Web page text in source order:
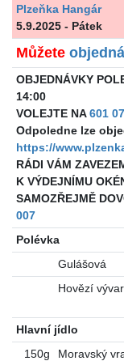
Plzeňka Hangár
5.9.2025 - Pátek
Můžete
OBJEDNÁVKY
14:00
VOLEJTE NA601
Odpoledne lze
https://
RÁDI VÁM
K VÝDEJNÍMU
SAMOZŘEJMĚ
007
Polévka
Gulášová
Hovězí
Hlavní jídlo
150g
Moravský